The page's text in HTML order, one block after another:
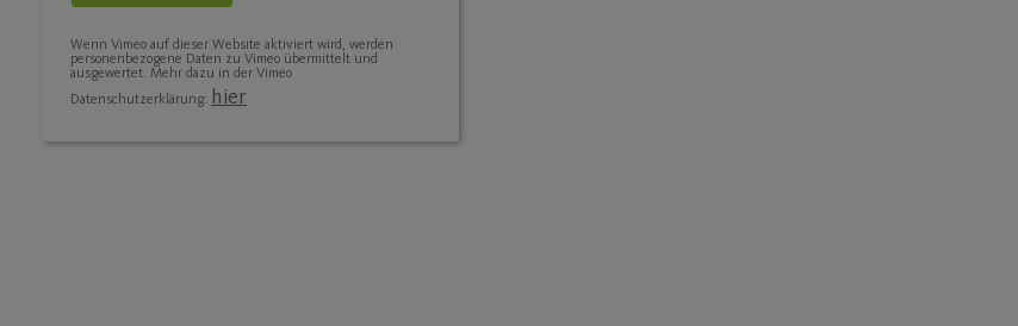
Wenn Vimeo auf dieser Website aktiviert wird, werden
personenbezogene Daten zu Vimeo übermittelt und
ausgewertet. Mehr dazu in der Vimeo
Datenschutzerklärung: hier